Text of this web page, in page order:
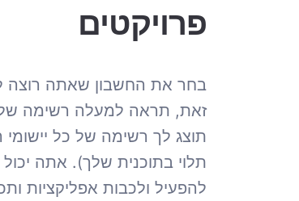
פרויקטים
בחר את החשבון שאתה רוצה
זאת, תראה למעלה רשימה של
תוצג לך רשימה של כל יישומי
תלוי בתוכנית שלך). אתה
להפעיל ולכבות אפליקציות